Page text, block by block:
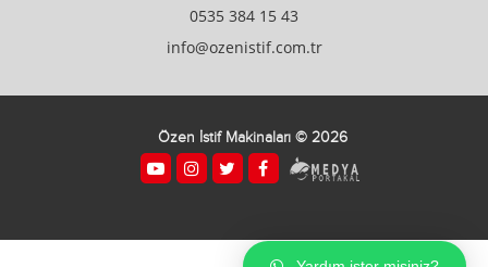
0535 384 15 43
info@ozenistif.com.tr
Özen İstif Makinaları © 2026